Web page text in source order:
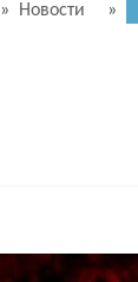
» Новости »